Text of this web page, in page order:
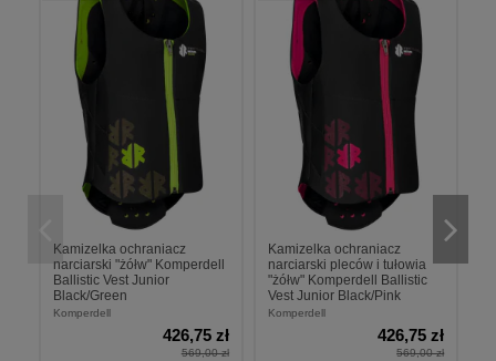
Kamizelka ochraniacz
narciarski "żółw" Komperdell
Ballistic Vest Junior
Black/Green
Komperdell
426,75 zł
569,00 zł
Kamizelka ochraniacz
narciarski pleców i tułowia
"żółw" Komperdell Ballistic
Vest Junior Black/Pink
Komperdell
426,75 zł
569,00 zł